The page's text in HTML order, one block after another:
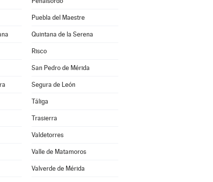
Puebla del Maestre
Quintana de la Serena
Risco
San Pedro de Mérida
Segura de León
Táliga
Trasierra
Valdetorres
Valle de Matamoros
Valverde de Mérida